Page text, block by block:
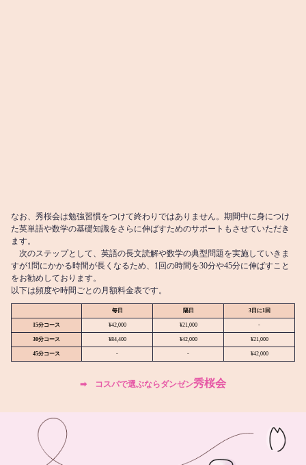
なお、秀桜会は勉強習慣をつけて終わりではありません。期間中に身につけ
た英単語や数学の基礎知識をさらに伸ばすためのサポートもさせていただき
ます。
次のステップとして、英語の長文読解や数学の典型問題を実施していきま
すが1問にかかる時間が長くなるため、1回の時間を30分や45分に伸ばすこと
をお勧めしております。
以下は頻度や時間ごとの月額料金表です。
毎日 隔日 3日に1回
15分コース ¥42,000 ¥21,000 -
30分コース ¥84,400 ¥42,000 ¥21,000
45分コース - - ¥42,000
➡︎ コスパで選ぶならダンゼン秀桜会